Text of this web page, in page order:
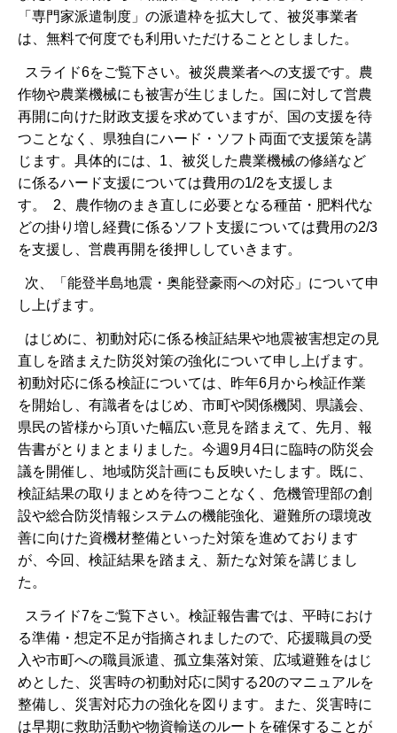
「専門家派遣制度」の派遣枠を拡大して、被災事業者
は、無料で何度でも利用いただけることとしました。
スライド6をご覧下さい。被災農業者への支援です。農
作物や農業機械にも被害が生じました。国に対して営農
再開に向けた財政支援を求めていますが、国の支援を待
つことなく、県独自にハード・ソフト両面で支援策を講
じます。具体的には、1、被災した農業機械の修繕など
に係るハード支援については費用の1/2を支援しま
す。 2、農作物のまき直しに必要となる種苗・肥料代な
どの掛り増し経費に係るソフト支援については費用の2/3
を支援し、営農再開を後押ししていきます。
次、「能登半島地震・奥能登豪雨への対応」について申
し上げます。
はじめに、初動対応に係る検証結果や地震被害想定の見
直しを踏まえた防災対策の強化について申し上げます。
初動対応に係る検証については、昨年6月から検証作業
を開始し、有識者をはじめ、市町や関係機関、県議会、
県民の皆様から頂いた幅広い意見を踏まえて、先月、報
告書がとりまとまりました。今週9月4日に臨時の防災会
議を開催し、地域防災計画にも反映いたします。既に、
検証結果の取りまとめを待つことなく、危機管理部の創
設や総合防災情報システムの機能強化、避難所の環境改
善に向けた資機材整備といった対策を進めております
が、今回、検証結果を踏まえ、新たな対策を講じまし
た。
スライド7をご覧下さい。検証報告書では、平時におけ
る準備・想定不足が指摘されましたので、応援職員の受
入や市町への職員派遣、孤立集落対策、広域避難をはじ
めとした、災害時の初動対応に関する20のマニュアルを
整備し、災害対応力の強化を図ります。また、災害時に
は早期に救助活動や物資輸送のルートを確保することが